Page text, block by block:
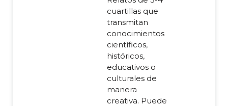
cuartillas que
transmitan
conocimientos
científicos,
históricos,
educativos o
culturales de
manera
creativa. Puede